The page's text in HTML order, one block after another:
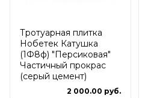
Тротуарная плитка
Нобетек Катушка
(1Ф8ф) "Персиковая"
Частичный прокрас
(серый цемент)
2 000.00 руб.